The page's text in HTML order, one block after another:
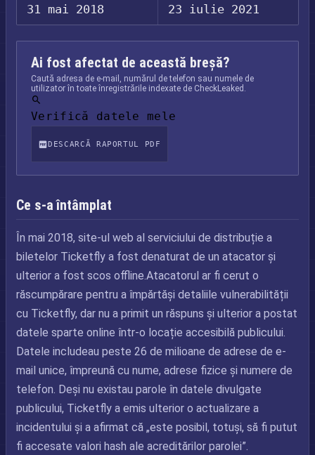
31 mai 2018 23 iulie 2021
Ai fost afectat de această breșă?
Caută adresa de e-mail, numărul de telefon sau numele de
utilizator în toate înregistrările indexate de CheckLeaked.
Verifică datele mele
DESCARCĂ RAPORTUL PDF
Ce s-a întâmplat
În mai 2018, site-ul web al serviciului de distribuție a
biletelor Ticketfly a fost denaturat de un atacator și
ulterior a fost scos offline.Atacatorul ar fi cerut o
răscumpărare pentru a împărtăși detaliile vulnerabilității
cu Ticketfly, dar nu a primit un răspuns și ulterior a postat
datele sparte online într-o locație accesibilă publicului.
Datele includeau peste 26 de milioane de adrese de e-
mail unice, împreună cu nume, adrese fizice și numere de
telefon. Deși nu existau parole în datele divulgate
publicului, Ticketfly a emis ulterior o actualizare a
incidentului și a afirmat că „este posibil, totuși, să fi putut
fi accesate valori hash ale acreditărilor parolei”.